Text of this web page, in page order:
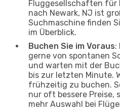
Fluggesellschaften für
nach Newark, NJ ist
Suchmaschine finden
im Überblick.
Buchen Sie im Voraus:
gerne von spontanen
und warten mit der
bis zur letzten Minute.
frühzeitig zu buchen.
nur oft bessere Preise,
mehr Auswahl bei